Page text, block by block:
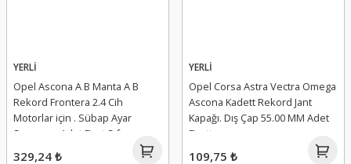
YERLİ
Opel Ascona A B Manta A B
Rekord Frontera 2.4 Cih
Motorlar için . Sübap Ayar
Somunu . Adet Fiyat Sıfır
ürünlerdir.
329,24 ₺
YERLİ
Opel Corsa Astra Vectra Omega
Ascona Kadett Rekord Jant
Kapağı. Dış Çap 55.00 MM Adet
Fiyattır.
109,75 ₺